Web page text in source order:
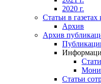
2020 г.
Статьи в
Архив
Архив
Статьи